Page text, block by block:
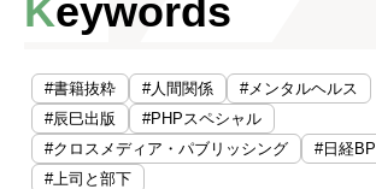
Keywords
#書籍抜粋 #人間関係
#メンタルヘルス
#辰巳出版
#PHPスペシャル
#クロスメディア・パブリッシング
#日経BP
#上司と部下